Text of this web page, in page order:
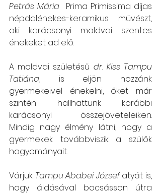
Petrás Mária
  Prima Primissima díjas
népdalénekes-keramikus művészt,
aki karácsonyi moldvai szentes
énekeket ad elő.
A moldvai születésű dr. Kiss Tampu
Tatiána, is eljön hozzánk
gyermekeivel énekelni, őket már
szintén hallhattunk korábbi
karácsonyi összejöveteleiken.
Mindig nagy élmény látni, hogy a
gyermekek továbbviszik a szülők
hagyományait.
Várjuk Tampu Ababei József atyát is,
hogy áldásával bocsásson útra